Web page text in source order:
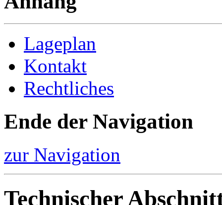
Lageplan
Kontakt
Rechtliches
Ende der Navigation
zur Navigation
Technischer